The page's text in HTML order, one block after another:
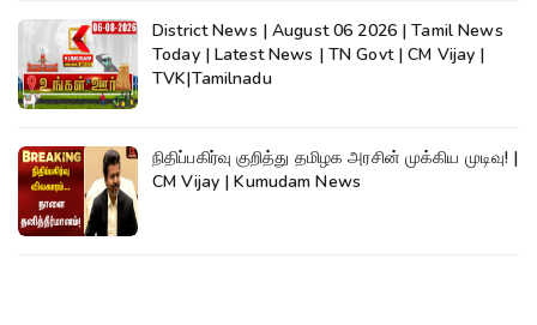
District News | August 06 2026 | Tamil News
Today | Latest News | TN Govt | CM Vijay |
TVK|Tamilnadu
நிதிப்பகிர்வு குறித்து தமிழக அரசின் முக்கிய முடிவு! |
CM Vijay | Kumudam News